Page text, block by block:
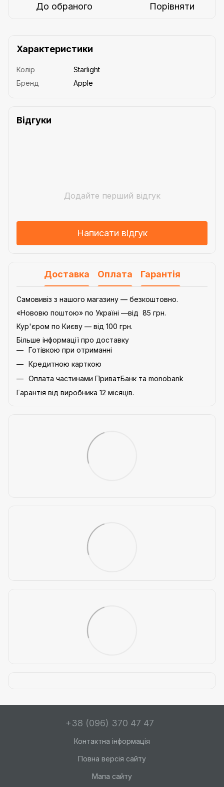
До обраного Порівняти
Характеристики
Колір
Starlight
Бренд
Apple
Відгуки
Додайте перший відгук
Написати відгук
Доставка Оплата Гарантія
Самовивіз з нашого магазину — безкоштовно.
«Нововю поштою» по Україні —від 85 грн.
Кур'єром по Києву — від 100 грн.
Більше інформації про доставку
Готівкою при отриманні
Кредитною карткою
Оплата частинами ПриватБанк та monobank
Гарантія від виробника 12 місяців.
+38 (096) 370 47 47
Контактна інформація
Повна версія сайту
Мапа сайту